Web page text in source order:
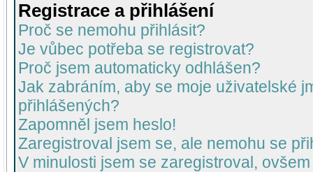
Registrace a přihlášení
Proč se nemohu přihlásit?
Je vůbec potřeba se registrovat?
Proč jsem automaticky odhlášen?
Jak zabráním, aby se moje uživatelské
přihlášených?
Zapomněl jsem heslo!
Zaregistroval jsem se, ale nemohu se
V minulosti jsem se zaregistroval,